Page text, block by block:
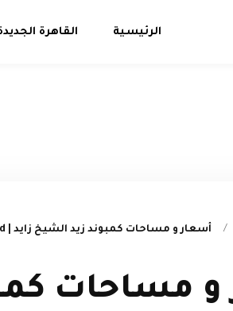
الرئيسية القاهرة
/ أسعار و مساحات كمبوند زيد الشيخ زايد | ZED Compound
و مساحات